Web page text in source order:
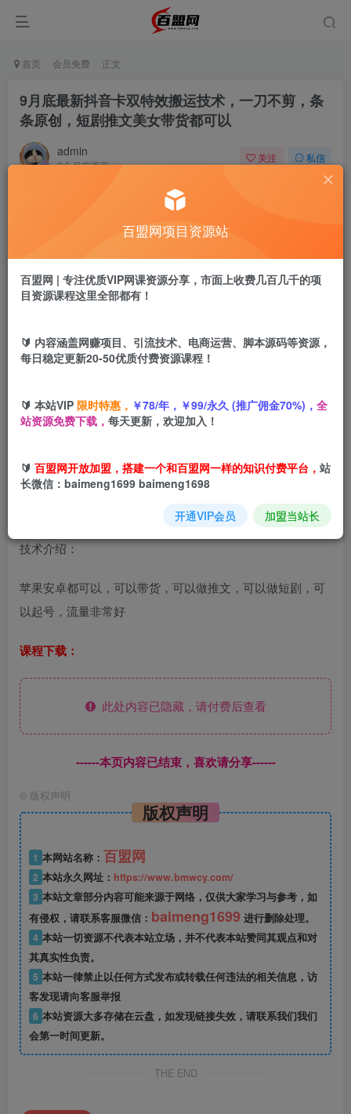
首页 会员免费 正文
9月底最新抖音卡双特效搬运技术，一刀不剪，条
条原创，短剧推文美女带货都可以
admin
9个月前更新
关注 私信
盟币 9.9
立即购买
9月底最新抖音卡双特效搬运技术，一刀不剪，条条原创，短
技术介绍：
苹果安卓都可以，可以带货，可以做推文，可以做短剧，可
以起号，流量非常好
课程下载：
此处内容已隐藏，请付费后查看
------本页内容已结束，喜欢请分享------
© 版权声明
版权声明
1 本网站名称： 百盟网
2 本站永久网址： https://www.bmwcy.com/
3 本站文章部分内容可能来源于网络，仅供大家学习与参考，如
有侵权，请联系客服微信： baimeng1699 进行删除处理。
4 本站一切资源不代表本站立场，并不代表本站赞同其观点和对
其真实性负责。
5 本站一律禁止以任何方式发布或转载任何违法的相关信息，访
客发现请向客服举报
6 本站资源大多存储在云盘，如发现链接失效，请联系我们我们
会第一时间更新。
THE END
百盟网项目资源站
百盟网 | 专注优质VIP网课资源分享，市面上收费几百几千的项
目资源课程这里全部都有！
🔰 内容涵盖网赚项目、引流技术、电商运营、脚本源码等资源，
每日稳定更新20-50优质付费资源课程！
🔰 本站VIP 限时特惠， ￥78/年，￥99/永久 (推广佣金70%)， 全
站资源免费下载， 每天更新，欢迎加入！
🔰 百盟网开放加盟，搭建一个和百盟网一样的知识付费平台， 站
长微信：baimeng1699 baimeng1698
开通VIP会员 加盟当站长